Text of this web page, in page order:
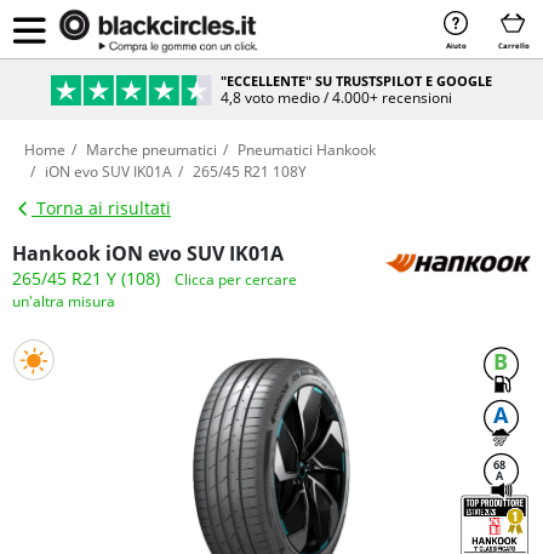
Aiuto Carrello
"ECCELLENTE" SU TRUSTSPILOT E GOOGLE
4,8 voto medio / 4.000+ recensioni
Home Marche pneumatici
Pneumatici Hankook
iON evo SUV IK01A
265/45 R21 108Y
Torna ai risultati
Hankook iON evo SUV IK01A
265/45 R21 Y (108)
Clicca per cercare
un'altra misura
B
A
68
A